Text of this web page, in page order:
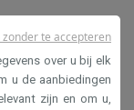
over u bij elk
u de aanbiedingen
zijn en om u,
te accepteren